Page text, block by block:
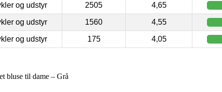
og udstyr 2505 4,65
og udstyr 1560 4,55
og udstyr 175 4,05
bluse til dame – Grå